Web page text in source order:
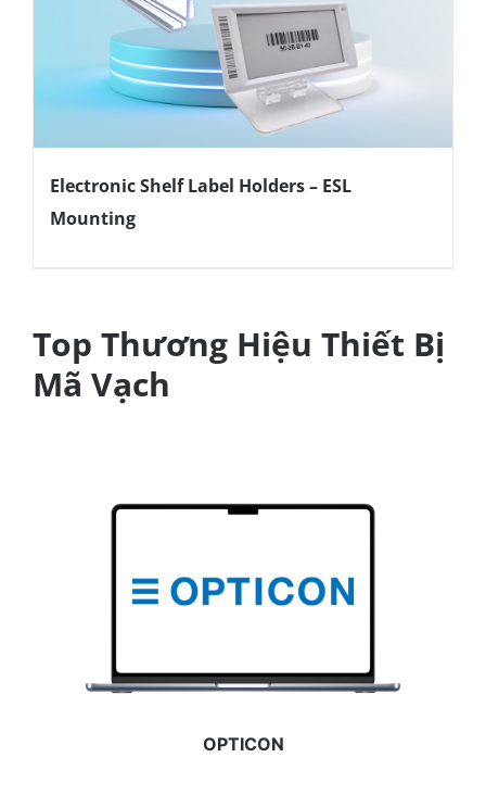
Electronic Shelf Label Holders – ESL
Mounting
Top Thương Hiệu Thiết Bị
Mã Vạch
OPTICON